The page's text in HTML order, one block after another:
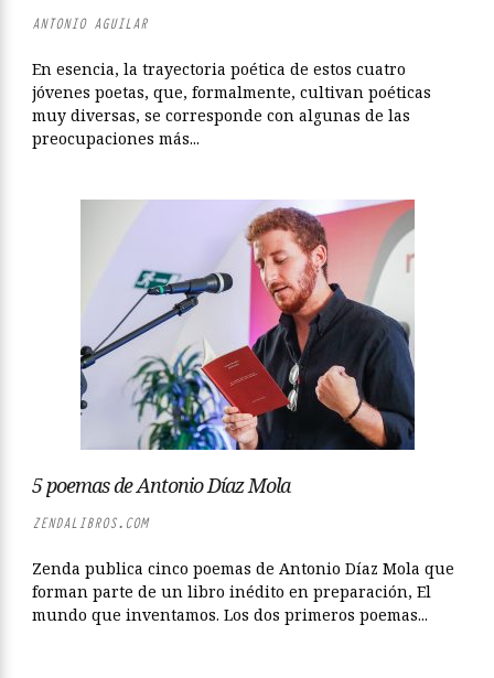
ANTONIO AGUILAR
En esencia, la trayectoria poética de estos cuatro
jóvenes poetas, que, formalmente, cultivan poéticas
muy diversas, se corresponde con algunas de las
preocupaciones más...
5 poemas de Antonio Díaz Mola
ZENDALIBROS.COM
Zenda publica cinco poemas de Antonio Díaz Mola que
forman parte de un libro inédito en preparación, El
mundo que inventamos. Los dos primeros poemas...